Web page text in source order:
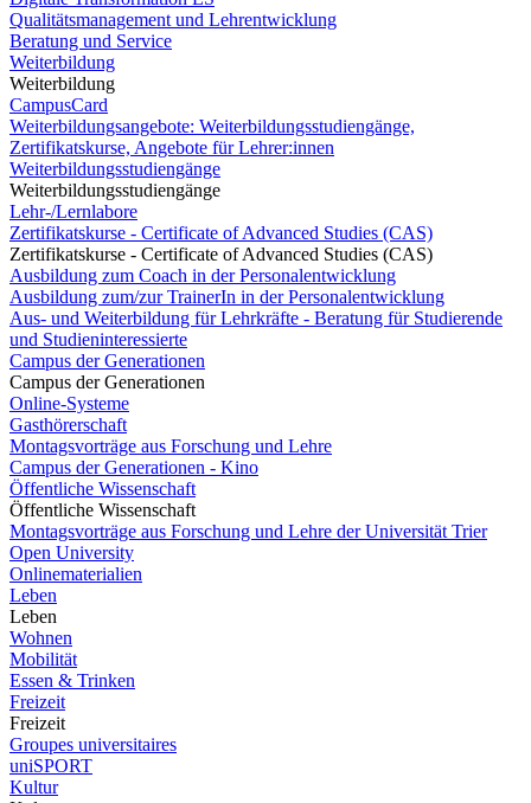
Qualitätsmanagement und Lehrentwicklung
Beratung und Service
Weiterbildung
Weiterbildung
CampusCard
Weiterbildungsangebote: Weiterbildungsstudiengänge,
Zertifikatskurse, Angebote für Lehrer:innen
Weiterbildungsstudiengänge
Weiterbildungsstudiengänge
Lehr-/Lernlabore
Zertifikatskurse - Certificate of Advanced Studies (CAS)
Zertifikatskurse - Certificate of Advanced Studies (CAS)
Ausbildung zum Coach in der Personalentwicklung
Ausbildung zum/zur TrainerIn in der Personalentwicklung
Aus- und Weiterbildung für Lehrkräfte - Beratung für Studierende
und Studieninteressierte
Campus der Generationen
Campus der Generationen
Online-Systeme
Gasthörerschaft
Montagsvorträge aus Forschung und Lehre
Campus der Generationen - Kino
Öffentliche Wissenschaft
Öffentliche Wissenschaft
Montagsvorträge aus Forschung und Lehre der Universität Trier
Open University
Onlinematerialien
Leben
Leben
Wohnen
Mobilität
Essen & Trinken
Freizeit
Freizeit
Groupes universitaires
uniSPORT
Kultur